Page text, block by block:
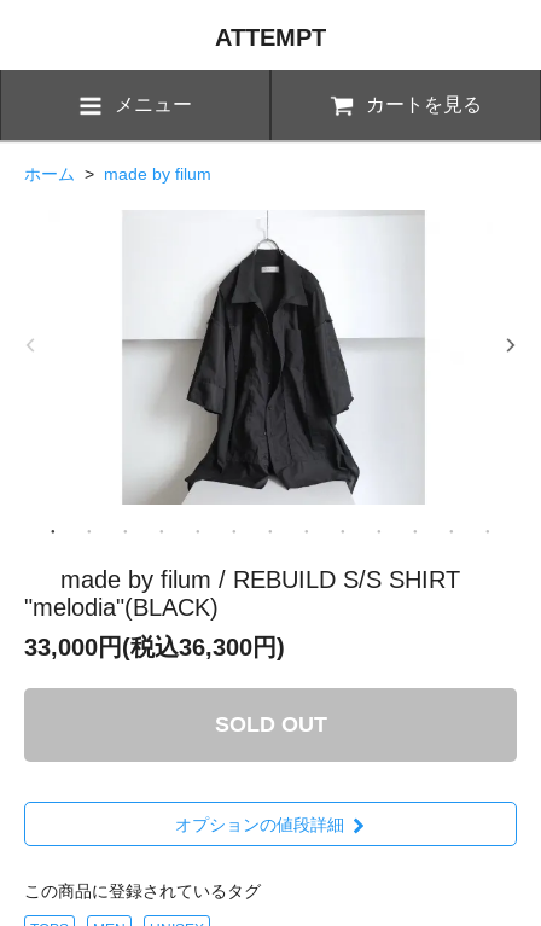
ATTEMPT
メニュー カートを見る
ホーム > made by filum
made by filum / REBUILD S/S SHIRT
"melodia"(BLACK)
33,000円(税込36,300円)
SOLD OUT
オプションの値段詳細
この商品に登録されているタグ